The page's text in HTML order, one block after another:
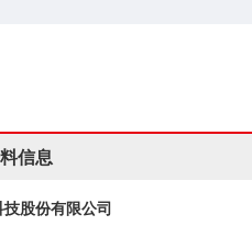
信息
股份有限公司